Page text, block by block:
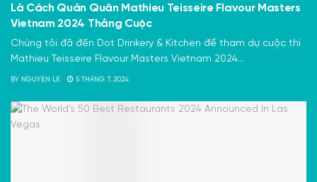
Là Cách Quán Quân Mathieu Teisseire Flavour Masters
Vietnam 2024 Thắng Cuộc
Chúng tôi đã đến Dot Drinkery & Kitchen để tham dự cuộc thi
Mathieu Teisseire Flavour Masters Vietnam 2024...
BY NGUYEN LE 5 THÁNG 7, 2024